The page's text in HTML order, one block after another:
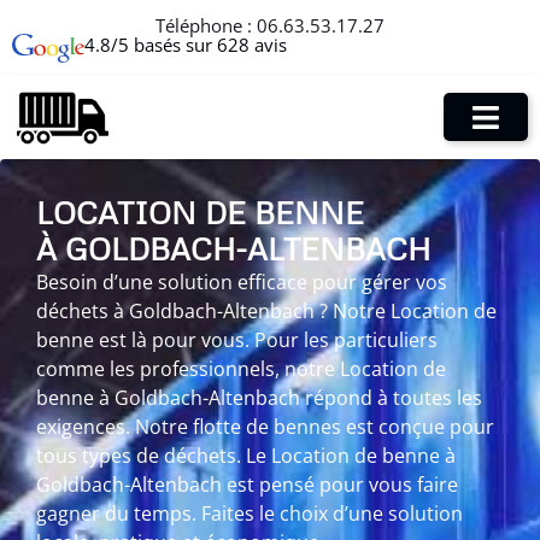
Téléphone : 06.63.53.17.27
4.8/5 basés sur 628 avis
LOCATION DE BENNE
À GOLDBACH-ALTENBACH
Besoin d’une solution efficace pour gérer vos
déchets à Goldbach-Altenbach ? Notre Location de
benne est là pour vous. Pour les particuliers
comme les professionnels, notre Location de
benne à Goldbach-Altenbach répond à toutes les
exigences. Notre flotte de bennes est conçue pour
tous types de déchets. Le Location de benne à
Goldbach-Altenbach est pensé pour vous faire
gagner du temps. Faites le choix d’une solution